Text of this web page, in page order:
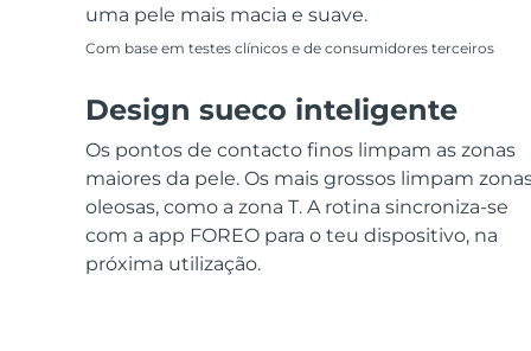
uma pele mais macia e suave.
Com base em testes clínicos e de consumidores terceiros
Design sueco inteligente
Os pontos de contacto finos limpam as zonas
maiores da pele. Os mais grossos limpam
oleosas, como a zona T. A rotina sincroniza-se
com a app FOREO para o teu dispositivo, na
próxima utilização.